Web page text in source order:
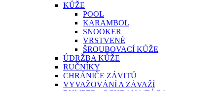
KŮŽE
POOL
KARAMBOL
SNOOKER
VRSTVENÉ
ŠROUBOVACÍ KŮŽE
ÚDRŽBA KŮŽE
RUČNÍKY
CHRÁNIČE ZÁVITŮ
VYVAŽOVÁNÍ A ZÁVAŽÍ